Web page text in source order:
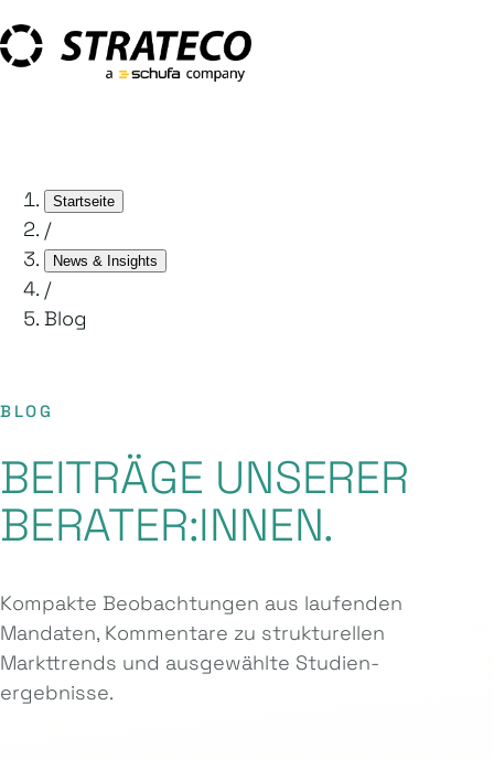
Startseite
/
News & Insights
/
Blog
BLOG
BEITRÄGE UNSERER
BERATER:INNEN.
Kompakte Beobachtungen aus laufenden
Mandaten, Kommentare zu strukturellen
Markttrends und ausgewählte Studien­
ergebnisse.